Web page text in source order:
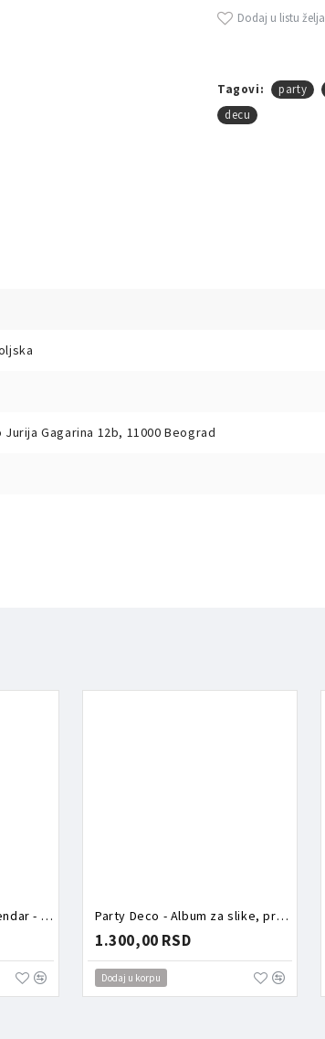
Dodaj u listu želja
Tagovi: party
decu
Jurija Gagarina 12b, 11000 Beograd
Party Deco - Advent kalendar - Torbica puna aksesoara zeka Party Deco - Album za slike, prvi rođendan
1.300,00 RSD
Dodaj u korpu